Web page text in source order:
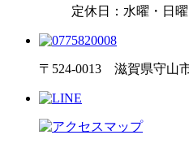
定休日：水曜・日
〒524-0013 滋賀県守山